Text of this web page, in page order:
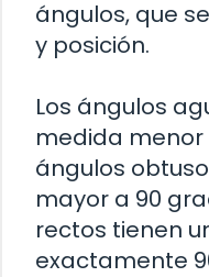
ángulos, que
y posición.
Los ángulos
medida menor
ángulos
mayor a 90
rectos tienen
exactamente